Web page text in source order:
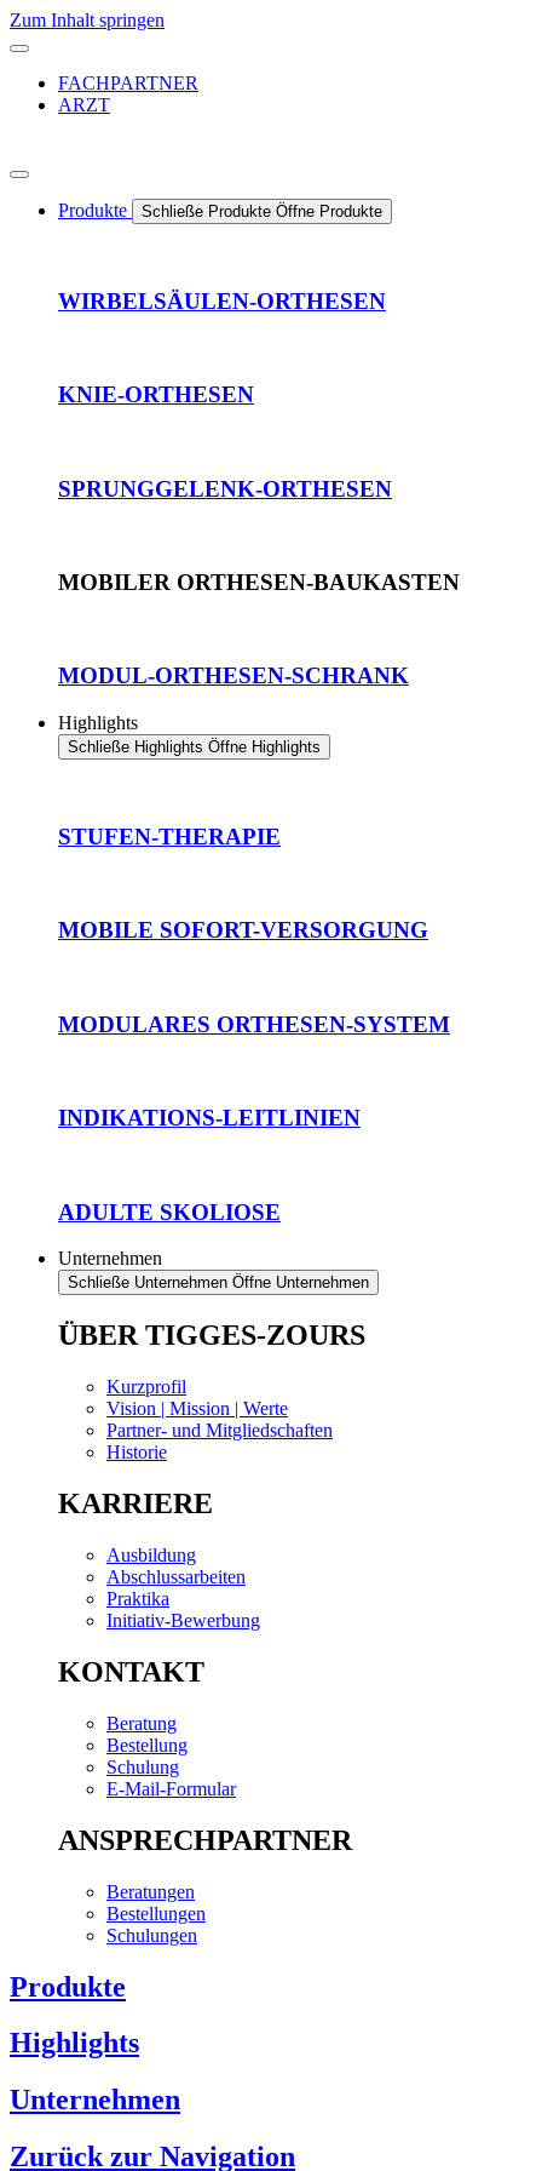
Zum Inhalt springen
FACHPARTNER
ARZT
Produkte Schließe Produkte Öffne Produkte
WIRBELSÄULEN-ORTHESEN
KNIE-ORTHESEN
SPRUNGGELENK-ORTHESEN
MOBILER ORTHESEN-BAUKASTEN
MODUL-ORTHESEN-SCHRANK
Highlights
Schließe Highlights Öffne Highlights
STUFEN-THERAPIE
MOBILE SOFORT-VERSORGUNG
MODULARES ORTHESEN-SYSTEM
INDIKATIONS-LEITLINIEN
ADULTE SKOLIOSE
Unternehmen
Schließe Unternehmen Öffne Unternehmen
ÜBER TIGGES-ZOURS
Kurzprofil
Vision | Mission | Werte
Partner- und Mitgliedschaften
Historie
KARRIERE
Ausbildung
Abschlussarbeiten
Praktika
Initiativ-Bewerbung
KONTAKT
Beratung
Bestellung
Schulung
E-Mail-Formular
ANSPRECHPARTNER
Beratungen
Bestellungen
Schulungen
Produkte
Highlights
Unternehmen
Zurück zur Navigation